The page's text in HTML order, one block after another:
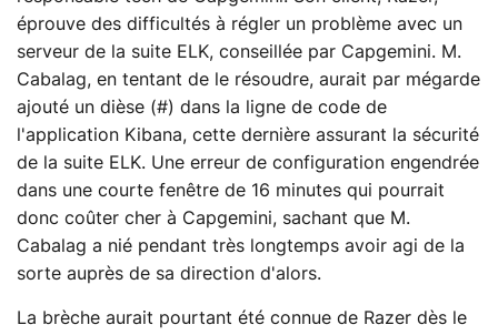
éprouve des difficultés à régler un problème avec un
serveur de la suite ELK, conseillée par Capgemini. M.
Cabalag, en tentant de le résoudre, aurait par mégarde
ajouté un dièse (#) dans la ligne de code de
l'application Kibana, cette dernière assurant la sécurité
de la suite ELK. Une erreur de configuration engendrée
dans une courte fenêtre de 16 minutes qui pourrait
donc coûter cher à Capgemini, sachant que M.
Cabalag a nié pendant très longtemps avoir agi de la
sorte auprès de sa direction d'alors.
La brèche aurait pourtant été connue de Razer dès le